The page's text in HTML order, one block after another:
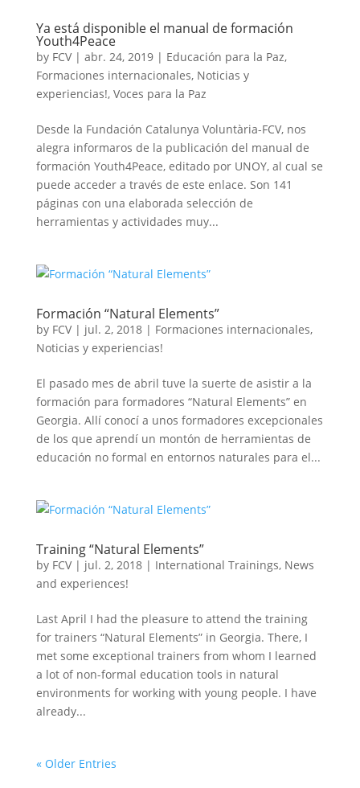
Ya está disponible el manual de formación
Youth4Peace
by FCV| abr. 24, 2019| Educación para la Paz,
Formaciones internacionales, Noticias y
experiencias!, Voces para la Paz
Desde la Fundación Catalunya Voluntària-FCV, nos
alegra informaros de la publicación del manual de
formación Youth4Peace, editado por UNOY, al cual se
puede acceder a través de este enlace. Son 141
páginas con una elaborada selección de
herramientas y actividades muy...
Formación “Natural Elements”
by FCV| jul. 2, 2018| Formaciones internacionales,
Noticias y experiencias!
El pasado mes de abril tuve la suerte de asistir a la
formación para formadores “Natural Elements” en
Georgia. Allí conocí a unos formadores excepcionales
de los que aprendí un montón de herramientas de
educación no formal en entornos naturales para el...
Training “Natural Elements”
by FCV| jul. 2, 2018| International Trainings, News
and experiences!
Last April I had the pleasure to attend the training
for trainers “Natural Elements” in Georgia. There, I
met some exceptional trainers from whom I learned
a lot of non-formal education tools in natural
environments for working with young people. I have
already...
« Older Entries